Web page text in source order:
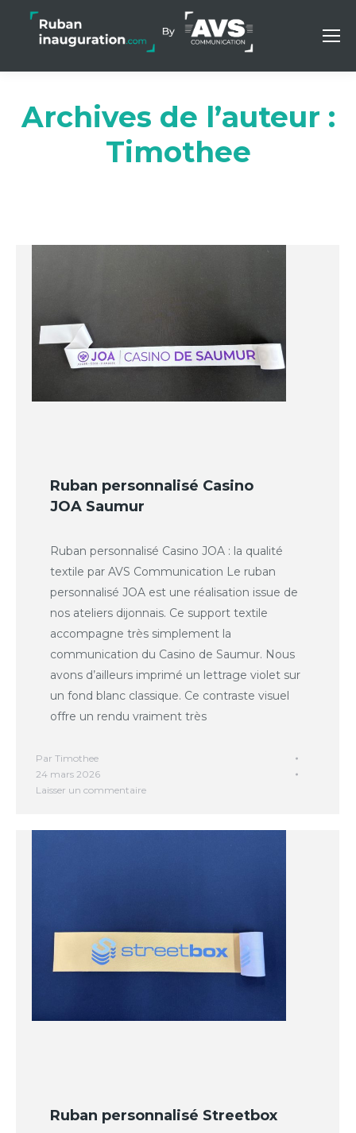
Archives de l’auteur :
Timothee
Ruban personnalisé Casino
JOA Saumur
Ruban personnalisé Casino JOA : la qualité
textile par AVS Communication Le ruban
personnalisé JOA est une réalisation issue de
nos ateliers dijonnais. Ce support textile
accompagne très simplement la
communication du Casino de Saumur. Nous
avons d’ailleurs imprimé un lettrage violet sur
un fond blanc classique. Ce contraste visuel
offre un rendu vraiment très
Par Timothee
24 mars 2026
Laisser un commentaire
Ruban personnalisé Streetbox